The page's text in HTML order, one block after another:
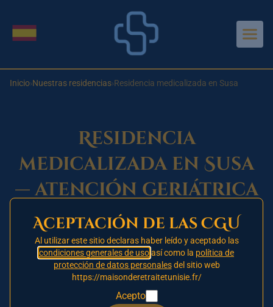
Cambiar idioma
Inicio›Nuestras residencias›Residencia medicalizada en Susa
Residencia
medicalizada en Susa
— atención geriátrica
junto al mar
Apertura prevista — 2026
Esta residencia en Susa aún no ha abierto sus
puertas: forma parte de nuestros proyectos en
Aceptación de las CGU
Al utilizar este sitio declaras haber leído y aceptado las
condiciones generales de usoasí como la política de
protección de datos personalesdel sitio web
https://maisonderetraitetunisie.fr/
Acepto